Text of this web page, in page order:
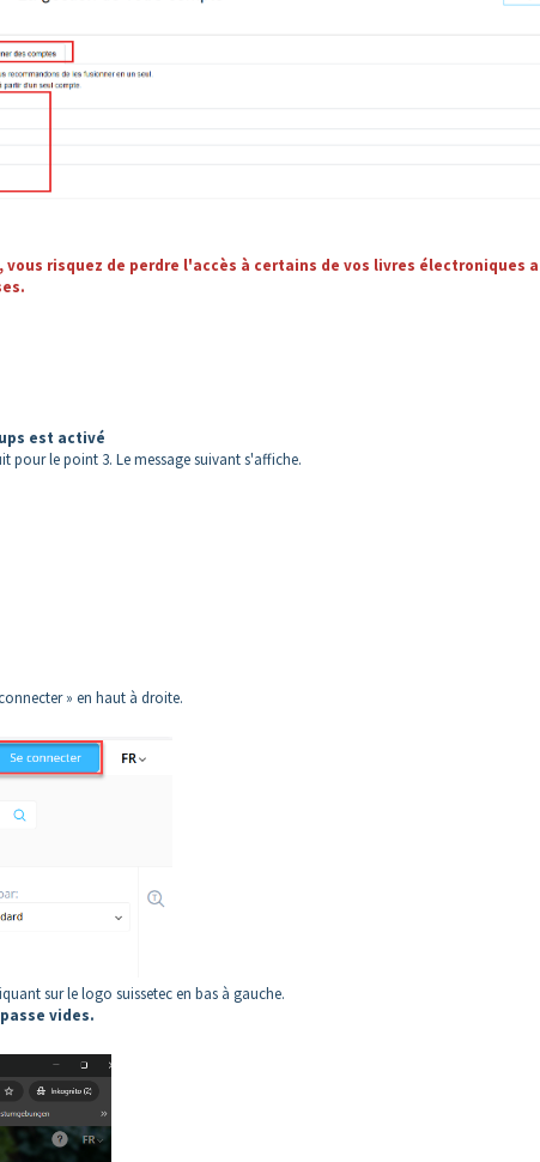
risquez de perdre l'accès à certains de vos livres électroniques
est activé
pour le point 3. Le message suivant s'affiche.
» en haut à droite.
sur le logo suissetec en bas à gauche.
vides.